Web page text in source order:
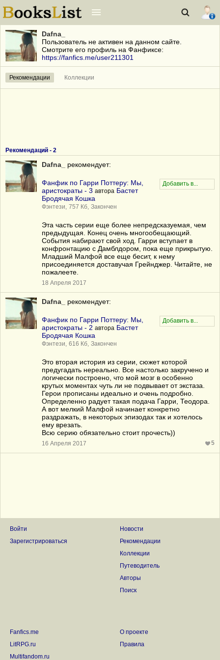
Dafna_
Пользователь не активен на данном сайте.
Смотрите его профиль на Фанфиксе:
https://fanfics.me/user211301
Рекомендации Коллекции
Рекомендаций - 2
Dafna_ рекомендует:
Фанфик по Гарри Поттеру: Мы,
аристократы - 3 автора Бастет
Бродячая Кошка
Фэнтези, 757 Кб, Закончен
Эта часть серии еще более непредсказуемая, чем
предыдущая. Конец очень многообещающий.
События набирают свой ход. Гарри вступает в
конфронтацию с Дамблдором, пока еще прикрытую.
Младший Малфой все еще бесит, к нему
присоединяется доставучая Грейнджер. Читайте, не
пожалеете.
18 Апреля 2017
Dafna_ рекомендует:
Фанфик по Гарри Поттеру: Мы,
аристократы - 2 автора Бастет
Бродячая Кошка
Фэнтези, 616 Кб, Закончен
Это вторая история из серии, сюжет которой
предугадать нереально. Все настолько закручено и
логически построено, что мой мозг в особенно
крутых моментах чуть ли не подвывает от экстаза.
Герои прописаны идеально и очень подробно.
Определенно радует такая подача Гарри, Теодора.
А вот мелкий Малфой начинает конкретно
раздражать, в некоторых эпизодах так и хотелось
ему врезать.
Всю серию обязательно стоит прочесть))
16 Апреля 2017 5
Войти
Зарегистрироваться
Новости
Рекомендации
Коллекции
Путеводитель
Авторы
Поиск
Fanfics.me
LitRPG.ru
Multifandom.ru
О проекте
Правила